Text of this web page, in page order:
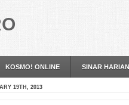
KOSMO! ONLINE SINAR HARIAN
19TH, 2013